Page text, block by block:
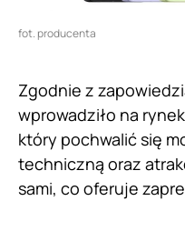
fot. producenta
Zgodnie z
wprowadziło na
który pochwalić się
techniczną oraz
sami, co oferuje